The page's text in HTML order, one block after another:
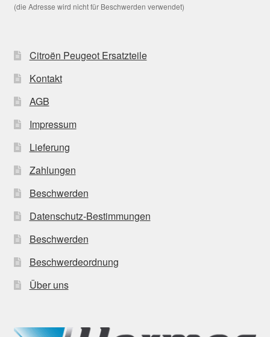
(die Adresse wird nicht für Beschwerden verwendet)
Citroën Peugeot Ersatzteile
Kontakt
AGB
Impressum
Lieferung
Zahlungen
Beschwerden
Datenschutz-Bestimmungen
Beschwerden
Beschwerdeordnung
Über uns